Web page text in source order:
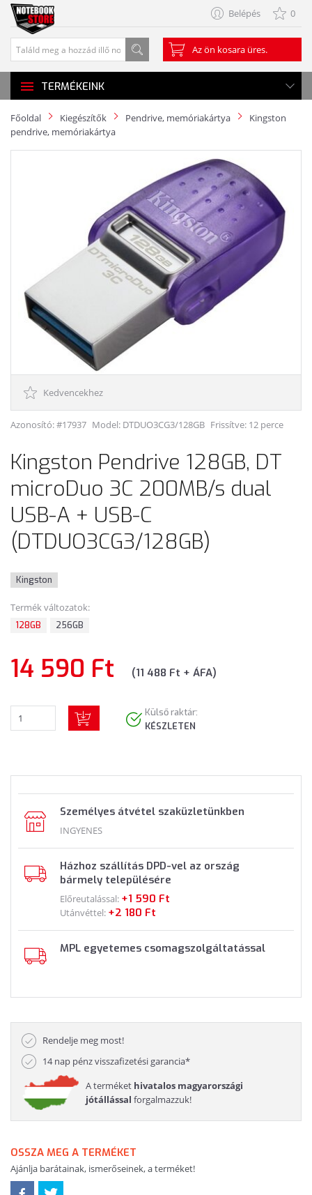
Belépés 0
Az ön kosara üres.
TERMÉKEINK
Főoldal Kiegészítők Pendrive, memóriakártya
Kingston
pendrive, memóriakártya
Kedvencekhez
Azonosító: #17937 Model: DTDUO3CG3/128GB Frissítve: 12 perce
Kingston Pendrive 128GB, DT
microDuo 3C 200MB/s dual
USB-A + USB-C
(DTDUO3CG3/128GB)
Kingston
Termék változatok:
128GB 256GB
14 590 Ft (11 488 Ft + ÁFA)
Külső raktár:
KÉSZLETEN
Személyes átvétel szaküzletünkben
INGYENES
Házhoz szállítás DPD-vel az ország
bármely településére
Előreutalással: +1 590 Ft
Utánvéttel: +2 180 Ft
MPL egyetemes csomagszolgáltatással
Rendelje meg most!
14 nap pénz visszafizetési garancia*
A terméket hivatalos magyarországi
jótállással forgalmazzuk!
OSSZA MEG A TERMÉKET
Ajánlja barátainak, ismerőseinek, a terméket!